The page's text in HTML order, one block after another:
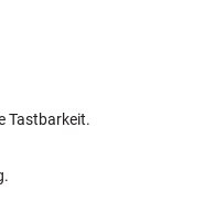
Tastbarkeit.